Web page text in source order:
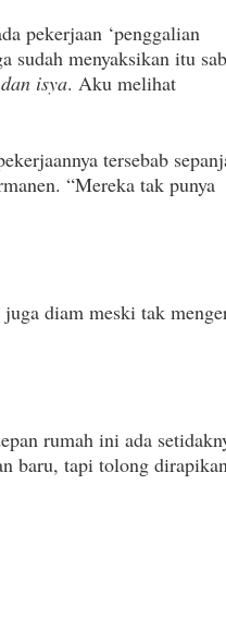
pekerjaan ‘penggalian
sudah menyaksikan itu
isya. Aku melihat
tersebab
“Mereka tak punya
juga diam meski tak
rumah ini ada
baru, tapi tolong